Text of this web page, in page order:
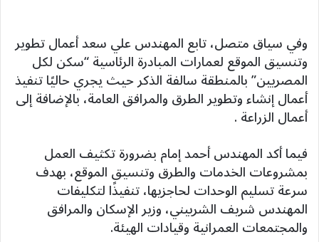
وفي سياق متصل، تابع المهندس علي سعد أعمال تطوير
وتنسيق الموقع لعمارات المبادرة الرئاسية “سكن لكل
المصريين” بالمنطقة سالفة الذكر حيث يجري حاليًا تنفيذ
أعمال إنشاء وتطوير الطرق والمرافق العامة، بالإضافة إلى
أعمال الزراعة .
فيما أكد المهندس أحمد إمام بضرورة تكثيف العمل
بمشروعات الخدمات والطرق وتنسيق الموقع، بهدف
سرعة تسليم الوحدات لحاجزيها، تنفيذًا لتكليفات
المهندس شريف الشربيني، وزير الإسكان والمرافق
والمجتمعات العمرانية وقيادات الهيئة.